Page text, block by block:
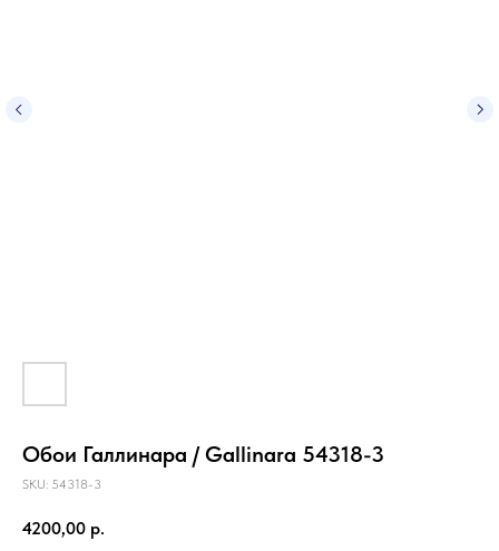
Обои Галлинара / Gallinara 54318-3
SKU: 54318-3
4200,00 р.